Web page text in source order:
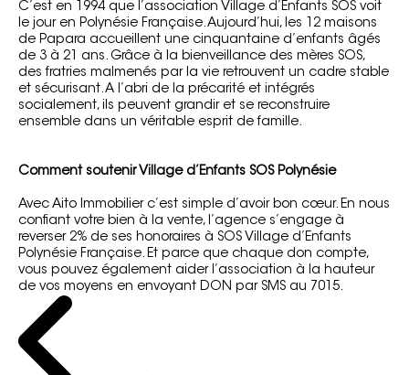
C’est en 1994 que l’association Village d’Enfants SOS voit
le jour en Polynésie Française. Aujourd’hui, les 12 maisons
de Papara accueillent une cinquantaine d’enfants âgés
de 3 à 21 ans. Grâce à la bienveillance des mères SOS,
des fratries malmenés par la vie retrouvent un cadre stable
et sécurisant. A l’abri de la précarité et intégrés
socialement, ils peuvent grandir et se reconstruire
ensemble dans un véritable esprit de famille.
Comment soutenir Village d’Enfants SOS Polynésie
Avec Aito Immobilier c’est simple d’avoir bon cœur. En nous
confiant votre bien à la vente, l’agence s’engage à
reverser 2% de ses honoraires à SOS Village d’Enfants
Polynésie Française. Et parce que chaque don compte,
vous pouvez également aider l’association à la hauteur
de vos moyens en envoyant DON par SMS au 7015.